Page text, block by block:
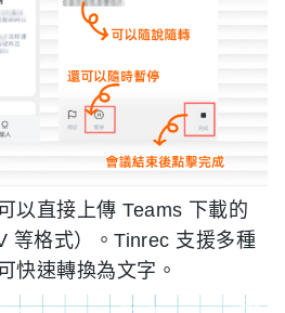
以直接上傳 Teams 下載的
等格式）。Tinrec 支援多種
快速轉換為文字。